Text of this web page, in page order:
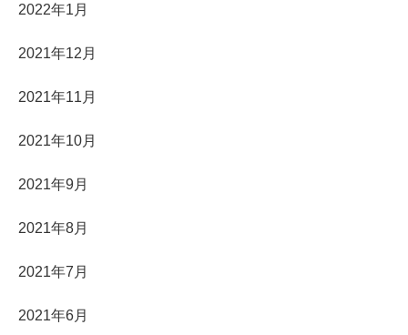
2022年1月
2021年12月
2021年11月
2021年10月
2021年9月
2021年8月
2021年7月
2021年6月